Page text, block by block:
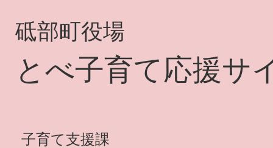
砥部町役場
とべ子育て応援サ
子育て支援課